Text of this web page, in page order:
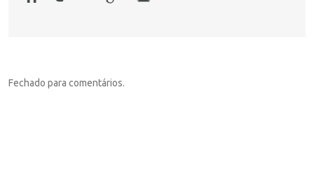
Fechado para comentários.